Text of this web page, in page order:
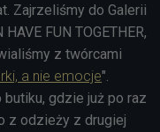
Zajrzeliśmy do Galerii
FUN TOGETHER,
z twórcami
a nie emocje".
gdzie już po raz
z odzieży z drugiej